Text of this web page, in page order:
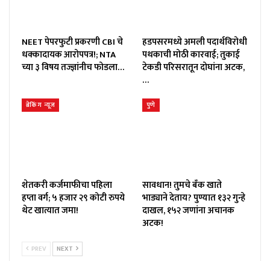
NEET पेपरफुटी प्रकरणी CBI चे
धक्कादायक आरोपपत्र!; NTA
च्या ३ विषय तज्ज्ञांनीच फोडला…
हडपसरमध्ये अमली पदार्थविरोधी
पथकाची मोठी कारवाई; तुकाई
टेकडी परिसरातून दोघांना अटक,
…
ब्रेकिंग न्यूज
शेतकरी कर्जमाफीचा पहिला
हप्ता वर्ग; ५ हजार २९ कोटी रुपये
थेट खात्यात जमा!
पुणे
सावधान! तुमचे बँक खाते
भाड्याने देताय? पुण्यात १३२ गुन्हे
दाखल, १५२ जणांना अचानक
अटक!
PREV NEXT